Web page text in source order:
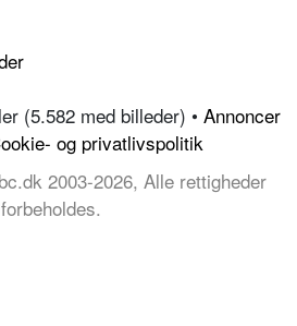
(5.582 med billeder) • Annoncer
og privatlivspolitik
2003-2026, Alle rettigheder
forbeholdes.